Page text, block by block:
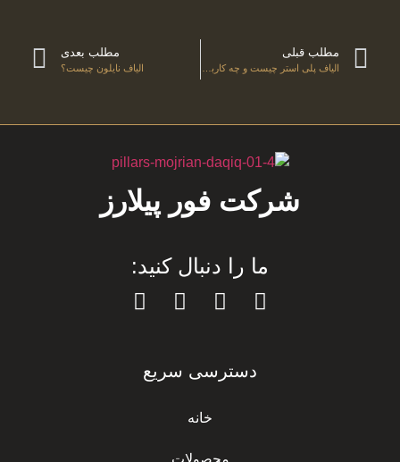
مطلب قبلی مطلب بعدی
الیاف نایلون چیست؟
شرکت فور پیلارز
ما را دنبال کنید:
دسترسی سریع
خانه